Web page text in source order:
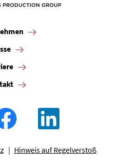
Hinweis auf Regelverstoß